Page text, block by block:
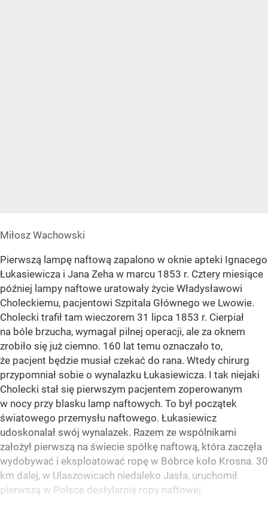
Miłosz Wachowski
Pierwszą lampę naftową zapalono w oknie apteki Ignacego
Łukasiewicza i Jana Zeha w marcu 1853 r. Cztery miesiące
później lampy naftowe uratowały życie Władysławowi
Choleckiemu, pacjentowi Szpitala Głównego we Lwowie.
Cholecki trafił tam wieczorem 31 lipca 1853 r. Cierpiał
na bóle brzucha, wymagał pilnej operacji, ale za oknem
zrobiło się już ciemno. 160 lat temu oznaczało to,
że pacjent będzie musiał czekać do rana. Wtedy chirurg
przypomniał sobie o wynalazku Łukasiewicza. I tak niejaki
Cholecki stał się pierwszym pacjentem zoperowanym
w nocy przy blasku lamp naftowych. To był początek
światowego przemysłu naftowego. Łukasiewicz
udoskonalał swój wynalazek. Razem ze wspólnikami
założył pierwszą na świecie spółkę naftową, która zaczęła
wydobywać i eksploatować ropę w Bóbrce koło Krosna. 30
km dalej, w Ulaszowicach niedaleko Jasła, uruchomił
pierwszą w Polsce destylarnię ropy naftowej.